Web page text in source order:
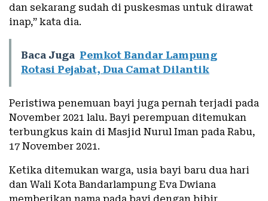
dan sekarang sudah di puskesmas untuk dirawat
inap,” kata dia.
Baca Juga Pemkot Bandar Lampung
Rotasi Pejabat, Dua Camat Dilantik
Peristiwa penemuan bayi juga pernah terjadi pada
November 2021 lalu. Bayi perempuan ditemukan
terbungkus kain di Masjid Nurul Iman pada Rabu,
17 November 2021.
Ketika ditemukan warga, usia bayi baru dua hari
dan Wali Kota Bandarlampung Eva Dwiana